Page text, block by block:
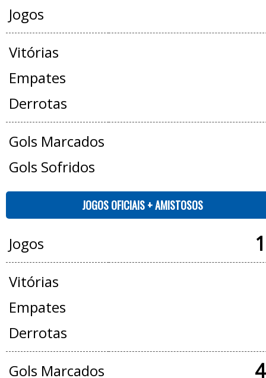
Jogos
Vitórias
Empates
Derrotas
Gols Marcados
Gols Sofridos
JOGOS OFICIAIS + AMISTOSOS
Jogos
Vitórias
Empates
Derrotas
Gols Marcados